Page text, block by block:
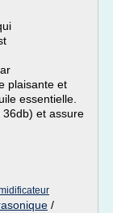
plaisante et
essentielle.
36db) et assure
/